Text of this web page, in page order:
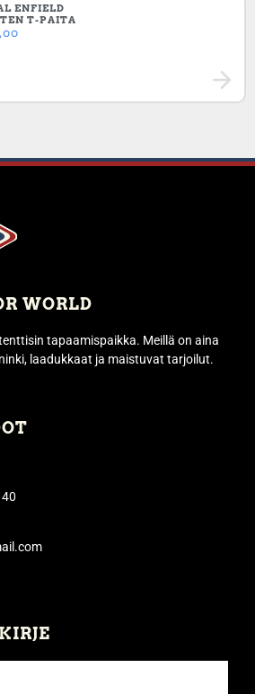
ENFIELD
T-PAITA
WORLD
tapaamispaikka. Meillä on aina
laadukkaat ja maistuvat tarjoilut.